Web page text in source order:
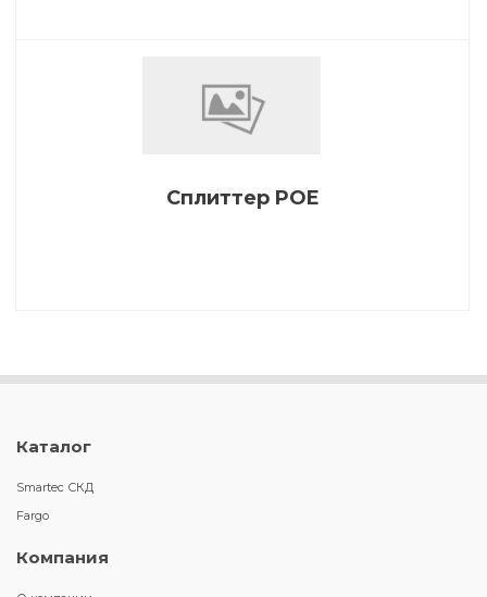
Сплиттер POE
Каталог
Smartec СКД
Fargo
Компания